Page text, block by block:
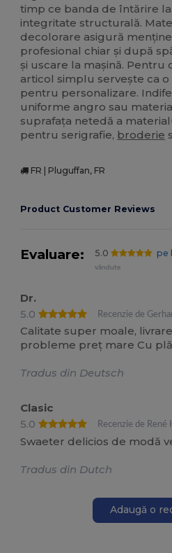
timp ce banda de întărire
integritate structurală.
decolorare asigură
profesional chiar și după
și uscare la mașină. Pentru
articol simplu servește ca
pentru personalizare.
uniforme angro sau
suprafața netedă a
pentru serigrafie, broderie
FR | Pluguffan, FR
Product Customer Reviews
Evaluare: 5.0 pe
vândute
Dr.
5.0
Recenzie de
Calitate super moale,
probleme preț mare Cu
Tradus din Deutsch
Clasic
5.0
Recenzie de René
Swaeter delicios de modă
Tradus din Dutch
Adaugă o